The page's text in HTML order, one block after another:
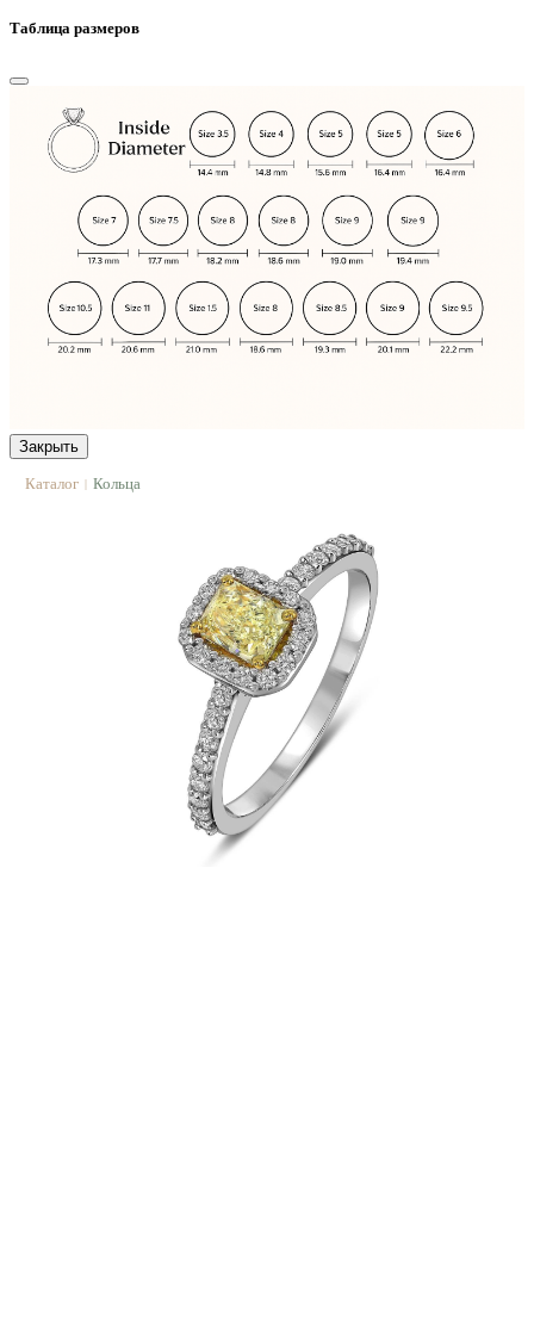
Таблица размеров
Закрыть
Каталог | Кольца